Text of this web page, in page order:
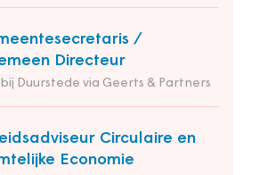
/
Directeur
bij Duurstede via Geerts & Partners
Circulaire en
Economie